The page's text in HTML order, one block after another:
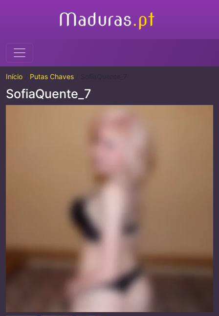
Início Putas Chaves
SofiaQuente_7